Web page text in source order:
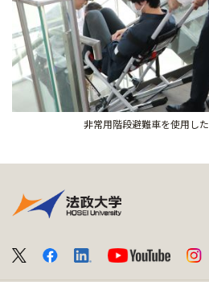
非常用階段避難車を使用した